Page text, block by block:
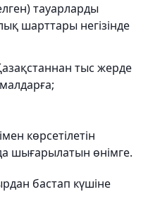
тауарларды
шарттары негізінде
тыс жерде
көрсетілетін
шығарылатын өнімге.
бастап күшіне